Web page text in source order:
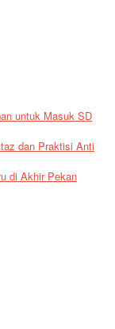
untuk Masuk SD
dan Praktisi Anti
di Akhir Pekan